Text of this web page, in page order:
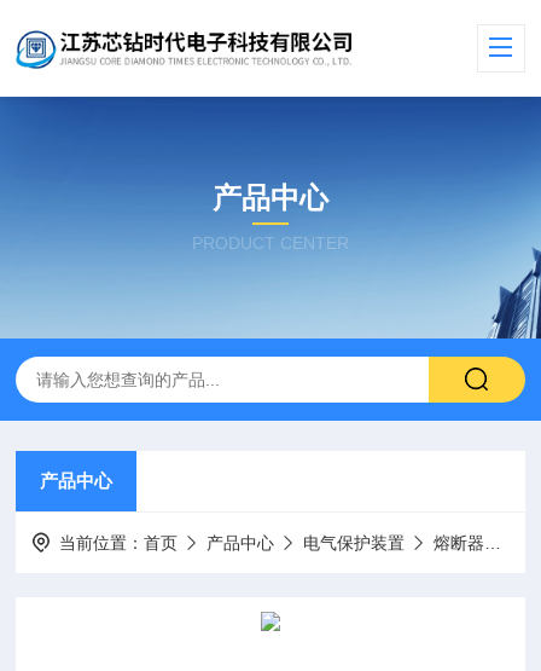
产品中心
PRODUCT CENTER
产品中心
当前位置：首页 产品中心 电气保护装置 熔断器